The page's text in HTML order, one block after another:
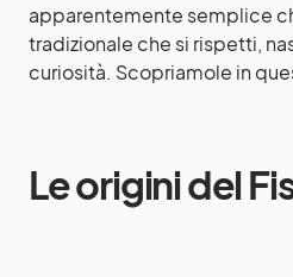
apparentemente semplice
tradizionale che si rispetti,
curiosità. Scopriamole in
Le origini del